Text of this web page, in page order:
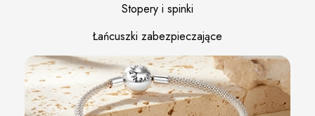
Stopery i spinki
Łańcuszki zabezpieczające